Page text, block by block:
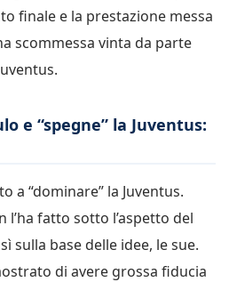
finale e la prestazione messa
scommessa vinta da parte
e “spegne” la Juventus:
a “dominare” la Juventus.
l’ha fatto sotto l’aspetto del
sulla base delle idee, le sue.
di avere grossa fiducia